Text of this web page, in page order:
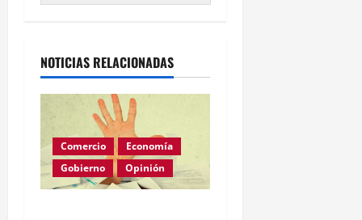
NOTICIAS RELACIONADAS
Comercio
Economía
Gobierno
Opinión